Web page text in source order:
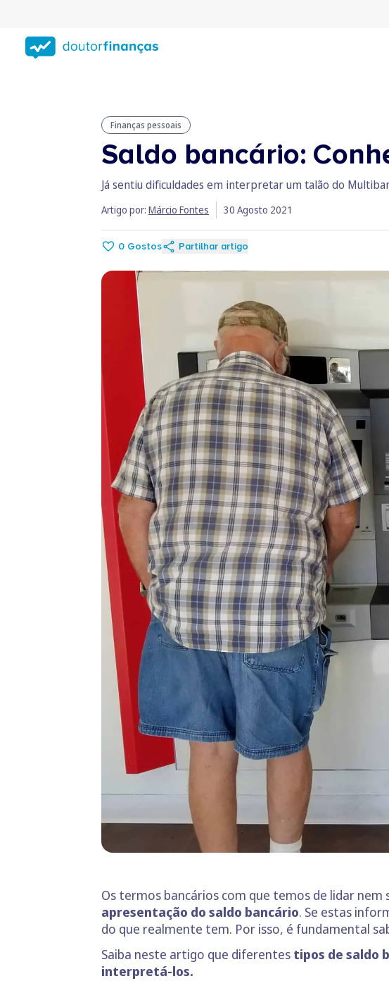
conteúdo
principal
Finanças pessoais
Saldo bancário:
Já sentiu dificuldades em interpretar um talão do
Artigo por: Márcio Fontes 30 Agosto 2021
0 Gostos Partilhar artigo
Os termos bancários com que temos de lidar nem
apresentação do saldo bancário. Se estas
do que realmente tem. Por isso, é fundamental
Saiba neste artigo que diferentes tipos de saldo
interpretá-los.